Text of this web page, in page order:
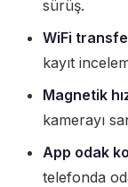
sürüş.
WiFi
kayıt
Magnetik
kamerayı
App odak
telefonda